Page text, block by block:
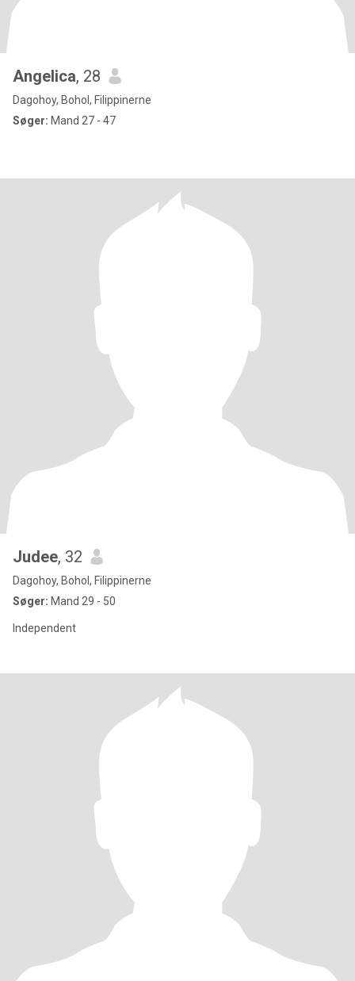
Angelica, 28
Dagohoy, Bohol, Filippinerne
Søger: Mand 27 - 47
Judee, 32
Dagohoy, Bohol, Filippinerne
Søger: Mand 29 - 50
Independent